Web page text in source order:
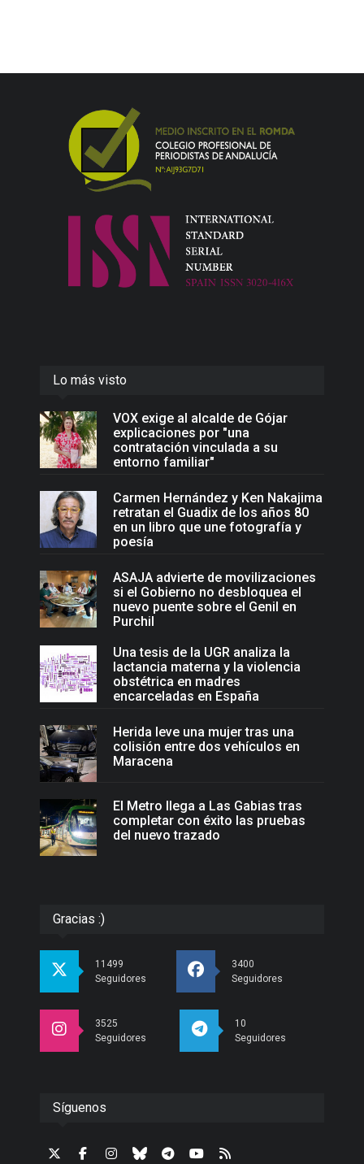
Lo más visto
VOX exige al alcalde de Gójar
explicaciones por "una
contratación vinculada a su
entorno familiar"
Carmen Hernández y Ken Nakajima
retratan el Guadix de los años 80
en un libro que une fotografía y
poesía
ASAJA advierte de movilizaciones
si el Gobierno no desbloquea el
nuevo puente sobre el Genil en
Purchil
Una tesis de la UGR analiza la
lactancia materna y la violencia
obstétrica en madres
encarceladas en España
Herida leve una mujer tras una
colisión entre dos vehículos en
Maracena
El Metro llega a Las Gabias tras
completar con éxito las pruebas
del nuevo trazado
Gracias :)
11499
Seguidores
3400
Seguidores
3525
Seguidores
10
Seguidores
Síguenos